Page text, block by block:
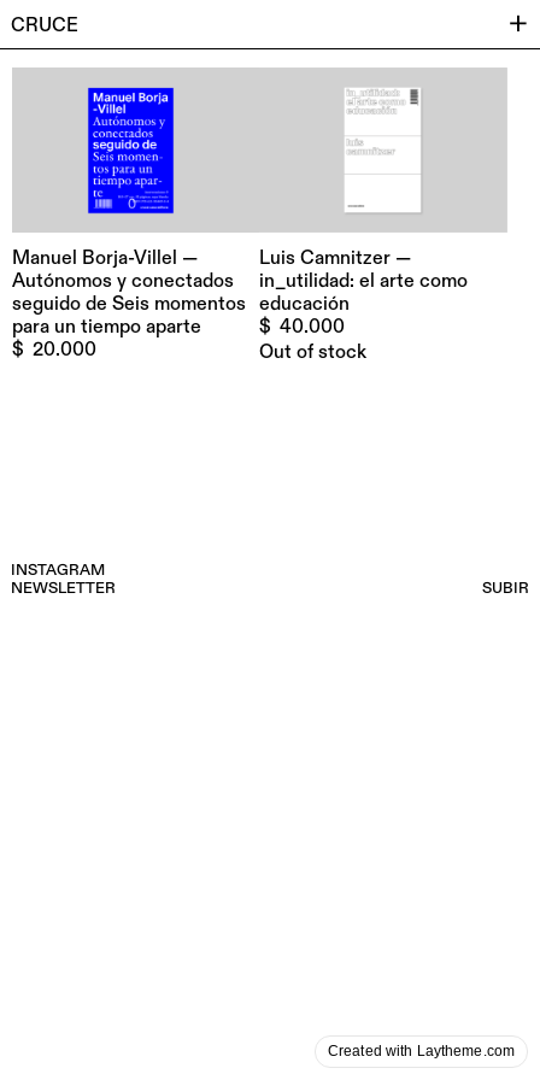
Created with Laytheme.com
CRUCE
Manuel Borja-Villel —
Autónomos y conectados
seguido de Seis momentos
para un tiempo aparte
$ 20.000
Luis Camnitzer —
in_utilidad: el arte como
educación
$ 40.000
Out of stock
INSTAGRAM
NEWSLETTER
SUBIR